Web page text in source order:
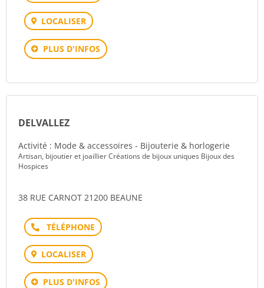
LOCALISER
PLUS D'INFOS
DELVALLEZ
Activité : Mode & accessoires - Bijouterie & horlogerie
Artisan, bijoutier et joaillier Créations de bijoux uniques Bijoux des
Hospices
38 RUE CARNOT 21200 BEAUNE
Téléphone
LOCALISER
PLUS D'INFOS